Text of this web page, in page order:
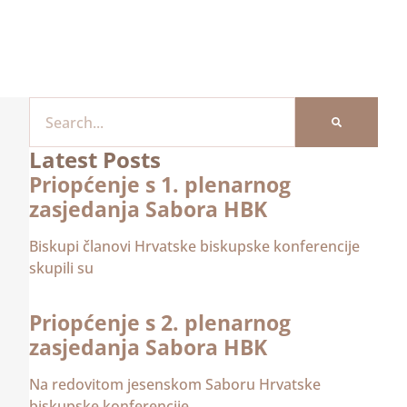
Latest Posts
Priopćenje s 1. plenarnog
zasjedanja Sabora HBK
Biskupi članovi Hrvatske biskupske konferencije
skupili su
Priopćenje s 2. plenarnog
zasjedanja Sabora HBK
Na redovitom jesenskom Saboru Hrvatske